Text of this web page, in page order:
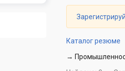
Каталог резюме
→